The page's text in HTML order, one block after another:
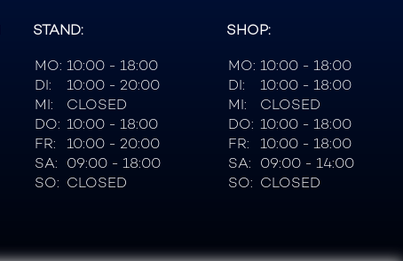
STAND:
MO: 10:00 - 18:00
DI:
10:00 - 20:00
MI:
CLOSED
DO: 10:00 - 18:00
FR:
10:00 - 20:00
SA: 09:00 - 18:00
SO: CLOSED
SHOP:
MO: 10:00 - 18:00
DI:
10:00 - 18:00
MI:
CLOSED
DO: 10:00 - 18:00
FR:
10:00 - 18:00
SA: 09:00 - 14:00
SO: CLOSED